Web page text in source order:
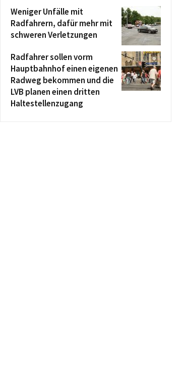
Weniger Unfälle mit
Radfahrern, dafür mehr mit
schweren Verletzungen
Radfahrer sollen vorm
Hauptbahnhof einen eigenen
Radweg bekommen und die
LVB planen einen dritten
Haltestellenzugang